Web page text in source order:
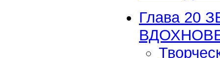
Глава 20